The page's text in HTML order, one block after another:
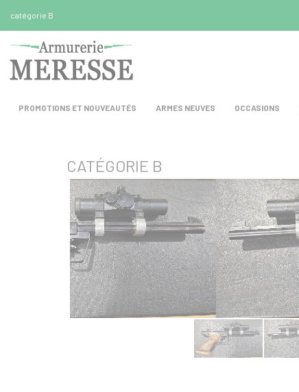
catégorie B
PROMOTIONS ET NOUVEAUTÉS ARMES NEUVES OCCASIONS
CATÉGORIE B